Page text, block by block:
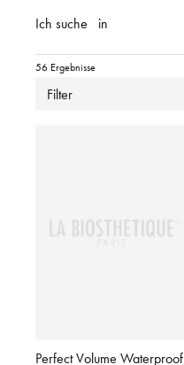
Ich suche in
56 Ergebnisse
Filter
Perfect Volume Waterproof